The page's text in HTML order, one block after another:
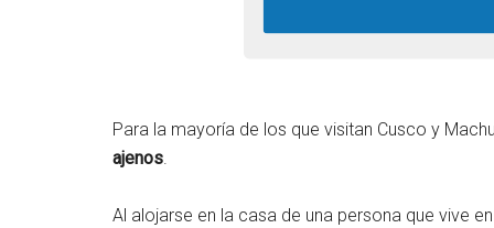
Para la mayoría de los que visitan Cusco y
ajenos.
Al alojarse en la casa de una persona que vive